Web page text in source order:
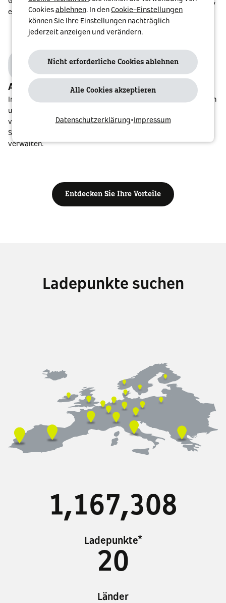
einer Ladekarte und einem Zugang.
Auf einen Blick
Im smart charge@street Portal können Sie Ihre Nutzungsdaten
und Rechnungen einsehen. So haben Sie immer einen
vollständigen Überblick über alle Abrechnungsvorgänge. Und
Sie können Ihre Verträge bequem online abschließen und
verwalten.
Entdecken Sie Ihre Vorteile
Ladepunkte suchen
1,167,308
Ladepunkte*
20
Länder
Cookies ablehnen. In den Cookie-Einstellungen
können Sie Ihre Einstellungen nachträglich
jederzeit anzeigen und verändern.
Nicht erforderliche Cookies ablehnen
Alle Cookies akzeptieren
Datenschutzerklärung• Impressum